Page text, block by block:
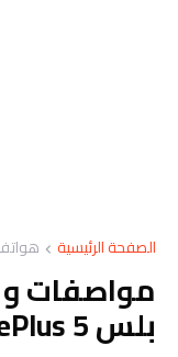
الصفحة الرئيسية
مواصفات
بلس OnePlus 5